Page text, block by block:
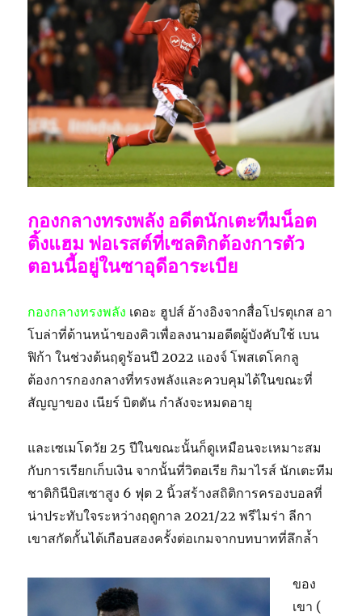
กองกลางทรงพลัง อดีตนักเตะทีมน็อต
ติ้งแฮม ฟอเรสต์ที่เซลติกต้องการตัว
ตอนนี้อยู่ในซาอุดีอาระเบีย
กองกลางทรงพลัง เดอะ ฮูปส์ อ้างอิงจากสื่อโปรตุเกส อา
โบล่าที่ด้านหน้าของคิวเพื่อลงนามอดีตผู้บังคับใช้ เบน
ฟิก้า ในช่วงต้นฤดูร้อนปี 2022 แองจ์ โพสเตโคกลู
ต้องการกองกลางที่ทรงพลังและควบคุมได้ในขณะที่
สัญญาของ เนียร์ บิตตัน กำลังจะหมดอายุ
และเซเมโดวัย 25 ปีในขณะนั้นก็ดูเหมือนจะเหมาะสม
กับการเรียกเก็บเงิน จากนั้นที่วิตอเรีย กิมาไรส์ นักเตะทีม
ชาติกินีบิสเซาสูง 6 ฟุต 2 นิ้วสร้างสถิติการครองบอลที่
น่าประทับใจระหว่างฤดูกาล 2021/22 พรีไมร่า ลีกา
เขาสกัดกั้นได้เกือบสองครั้งต่อเกมจากบทบาทที่ลึกล้ำ
ของ
เขา (